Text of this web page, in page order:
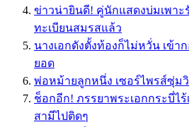
ข่าวน่ายินดี! คู่นักแสดงบ่มเพาะ
ทะเบียนสมรสแล้ว
นางเอกดังตั้งท้องก็ไม่หวั่น เข้า
ยอด
พ่อหม้ายลูกหนึ่ง เซอร์ไพรส์ซุ่ม
ช็อกอีก! ภรรยาพระเอกกระบี่ไ
สามีไปติดๆ